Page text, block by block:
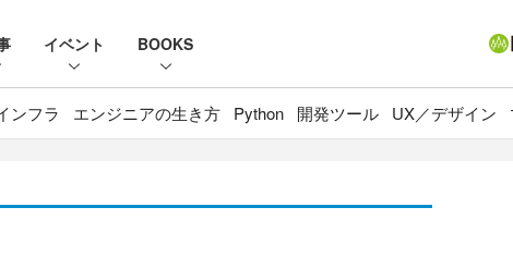
イベント BOOKS
ンフラ エンジニアの生き方 Python 開発ツール UX／デザイン